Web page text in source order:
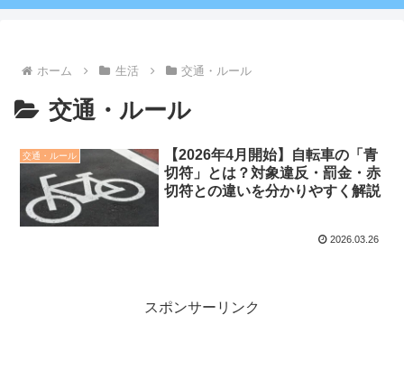
ホーム 生活 交通・ルール
交通・ルール
交通・ルール
【2026年4月開始】自転車の「青
切符」とは？対象違反・罰金・赤
切符との違いを分かりやすく解説
2026.03.26
スポンサーリンク